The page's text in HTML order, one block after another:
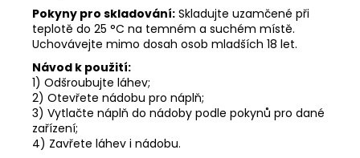
Pokyny pro skladování: Skladujte uzamčené při
teplotě do 25 °C na temném a suchém místě.
Uchovávejte mimo dosah osob mladších 18 let.
Návod k použití:
1) Odšroubujte láhev;
2) Otevřete nádobu pro náplň;
3) Vytlačte náplň do nádoby podle pokynů pro dané
zařízení;
4) Zavřete láhev i nádobu.